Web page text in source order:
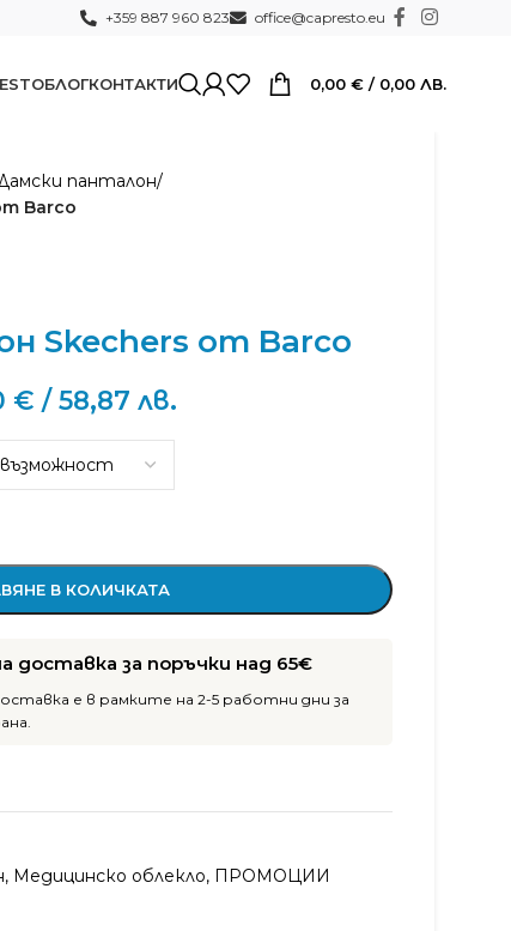
+359 887 960 823 office@capresto.eu
БЛОГКОНТАКТИ 0,00 € / 0,00 ЛВ.
панталон/
Barco
Skechers от Barco
€ / 58,87 лв.
В КОЛИЧКАТА
доставка за поръчки над 65€
е в рамките на 2-5 работни дни за
, Медицинско облекло, ПРОМОЦИИ